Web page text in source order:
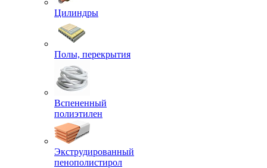
Цилиндры
Полы, перекрытия
Вспененный
полиэтилен
Экструдированный
пенополистирол